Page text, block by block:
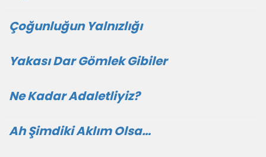
Çoğunluğun Yalnızlığı
Yakası Dar Gömlek Gibiler
Ne Kadar Adaletliyiz?
Ah Şimdiki Aklım Olsa…